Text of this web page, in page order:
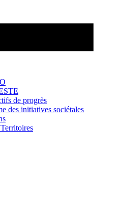
de progrès
des initiatives sociétales